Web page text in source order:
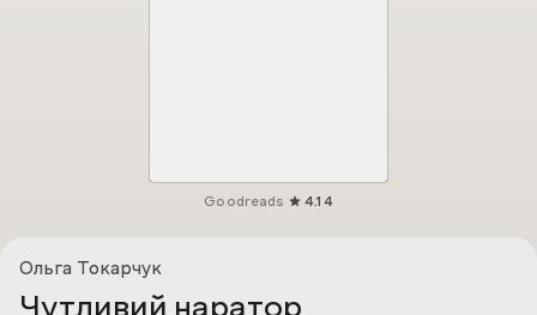
Goodreads 4.14
Ольга Токарчук
Чутливий наратор